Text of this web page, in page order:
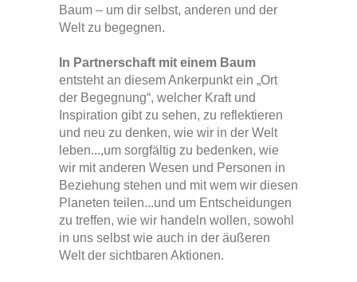
Baum – um dir selbst, anderen und der
Welt zu begegnen.
In Partnerschaft mit einem Baum
entsteht an diesem Ankerpunkt ein „Ort
der Begegnung“, welcher Kraft und
Inspiration gibt zu sehen, zu reflektieren
und neu zu denken, wie wir in der Welt
leben...,um sorgfältig zu bedenken, wie
wir mit anderen Wesen und Personen in
Beziehung stehen und mit wem wir diesen
Planeten teilen...und um Entscheidungen
zu treffen, wie wir handeln wollen, sowohl
in uns selbst wie auch in der äußeren
Welt der sichtbaren Aktionen.